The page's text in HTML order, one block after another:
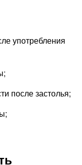
употребления
после застолья;